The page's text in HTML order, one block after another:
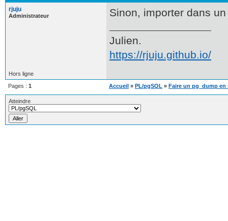
rjuju
Administrateur Sinon, importer dans
Julien.
https://rjuju.github.io/
Hors ligne
Pages : 1 Accueil » PL/pgSQL » Faire un pg_dump
Atteindre